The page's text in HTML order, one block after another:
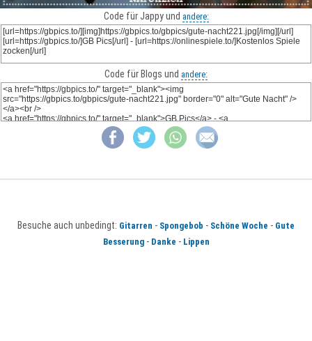
Code für Jappy und andere:
Code für Blogs und andere:
Besuche auch unbedingt: Gitarren - Spongebob - Schöne Woche - Gute
Besserung- Danke - Lippen